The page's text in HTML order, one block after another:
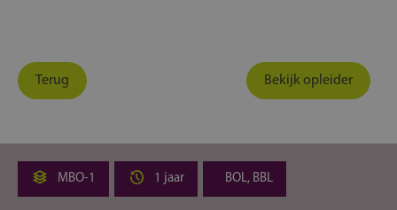
Terug Bekijk opleider
MBO-1 1 jaar BOL, BBL